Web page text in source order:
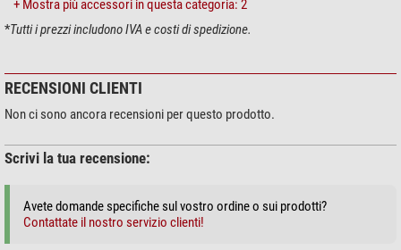
Colore: esterno nero/interno rosso
Materiale: cordura/nylon
Fascia riscaldante con cavo e presa Cinch
+ Mostra più accessori in questa categoria: 2
*Tutti i prezzi includono IVA e costi di spedizione.
RECENSIONI CLIENTI
Non ci sono ancora recensioni per questo prodotto.
Scrivi la tua recensione:
Avete domande specifiche sul vostro ordine o sui prodotti?
Contattate il nostro servizio clienti!